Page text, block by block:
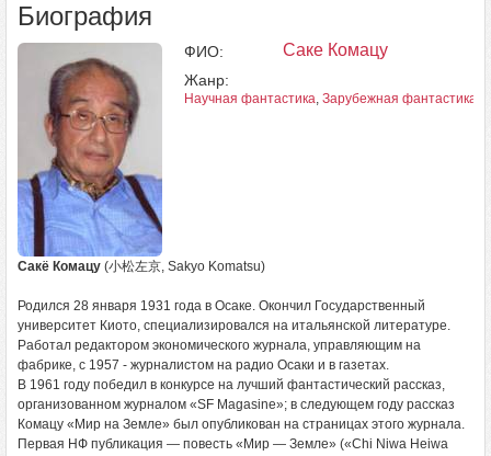
Биография
ФИО: Саке Комацу
Жанр:
Научная фантастика, Зарубежная фантастика
Сакё Комацу (小松左京, Sakyo Komatsu)
Родился 28 января 1931 года в Осаке. Окончил Государственный
университет Киото, специализировался на итальянской литературе.
Работал редактором экономического журнала, управляющим на
фабрике, с 1957 - журналистом на радио Осаки и в газетах.
В 1961 году победил в конкурсе на лучший фантастический рассказ,
организованном журналом «SF Magasine»; в следующем году рассказ
Комацу «Мир на Земле» был опубликован на страницах этого журнала.
Первая НФ публикация — повесть «Мир — Земле» («Chi Niwa Heiwa